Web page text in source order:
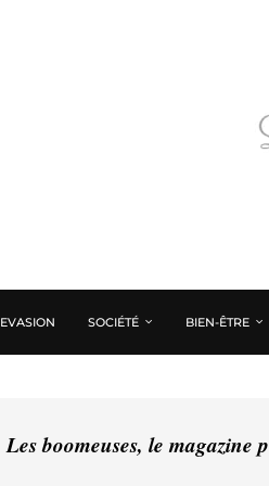
EVASION SOCIÉTÉ BIEN-ÊTRE
Les boomeuses, le